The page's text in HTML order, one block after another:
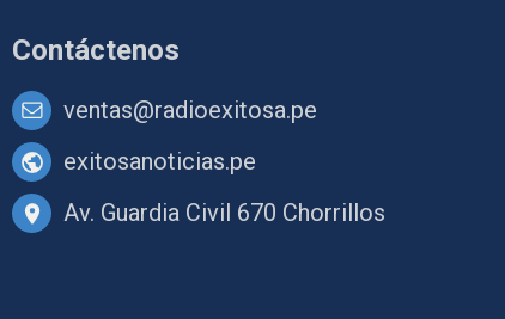
Contáctenos
ventas@radioexitosa.pe
exitosanoticias.pe
Av. Guardia Civil 670 Chorrillos